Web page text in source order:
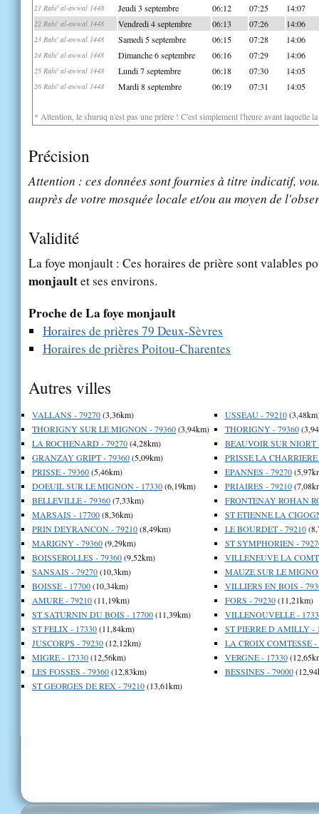
21 Rabi' al-awwal 1448 Jeudi 3 septembre 06:12 07:25 14:07
22 Rabi' al-awwal 1448 Vendredi 4 septembre 06:13 07:26 14:06
23 Rabi' al-awwal 1448 Samedi 5 septembre 06:15 07:28 14:06
24 Rabi' al-awwal 1448 Dimanche 6 septembre 06:16 07:29 14:06
25 Rabi' al-awwal 1448 Lundi 7 septembre 06:18 07:30 14:05
26 Rabi' al-awwal 1448 Mardi 8 septembre 06:19 07:31 14:05
* Attention, le shuruq n'est pas une prière ! C'est simplement l'heure avant laquelle
Précision
Attention : ces données sont fournies à titre indicatif,
auprès de votre mosquée locale et/ou au moyen de
Validité
La foye monjault : Ces horaires de prière sont valables
monjaultet ses environs.
Proche de La foye monjault
Horaires de prières 79 Deux-Sèvres
Horaires de prières Poitou-Charentes
Autres villes
VALLANS - 79270(3,36km)
THORIGNY SUR LE MIGNON - 79360(3,94km)
LA ROCHENARD - 79270(4,28km)
GRANZAY GRIPT - 79360(5,09km)
PRISSE - 79360(5,46km)
DOEUIL SUR LE MIGNON - 17330(6,19km)
BELLEVILLE - 79360(7,33km)
MARSAIS - 17700(8,36km)
PRIN DEYRANCON - 79210(8,49km)
MARIGNY - 79360(9,29km)
BOISSEROLLES - 79360(9,52km)
SANSAIS - 79270(10,3km)
BOISSE - 17700(10,34km)
AMURE - 79210(11,19km)
ST SATURNIN DU BOIS - 17700(11,39km)
ST FELIX - 17330(11,84km)
JUSCORPS - 79230(12,12km)
MIGRE - 17330(12,56km)
LES FOSSES - 79360(12,83km)
ST GEORGES DE REX - 79210(13,61km)
USSEAU - 79210
THORIGNY - 79360
BEAUVOIR SUR NIORT
PRISSE LA CHARRIERE
EPANNES - 79270
PRIAIRES - 79210
FRONTENAY ROHAN
ST ETIENNE LA
LE BOURDET - 79210
ST SYMPHORIEN -
VILLENEUVE LA
MAUZE SUR LE
VILLIERS EN BOIS -
FORS - 79230(11,21km)
VILLENOUVELLE -
ST PIERRE D AMILLY -
LA CROIX COMTESSE -
VERGNE - 17330
BESSINES - 79000